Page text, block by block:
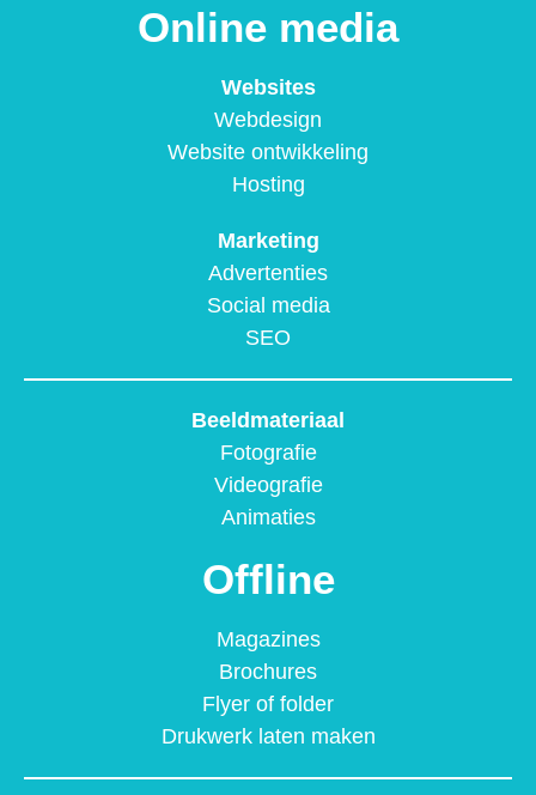
Online media
Websites
Webdesign
Website ontwikkeling
Hosting
Marketing
Advertenties
Social media
SEO
Beeldmateriaal
Fotografie
Videografie
Animaties
Offline
Magazines
Brochures
Flyer of folder
Drukwerk laten maken